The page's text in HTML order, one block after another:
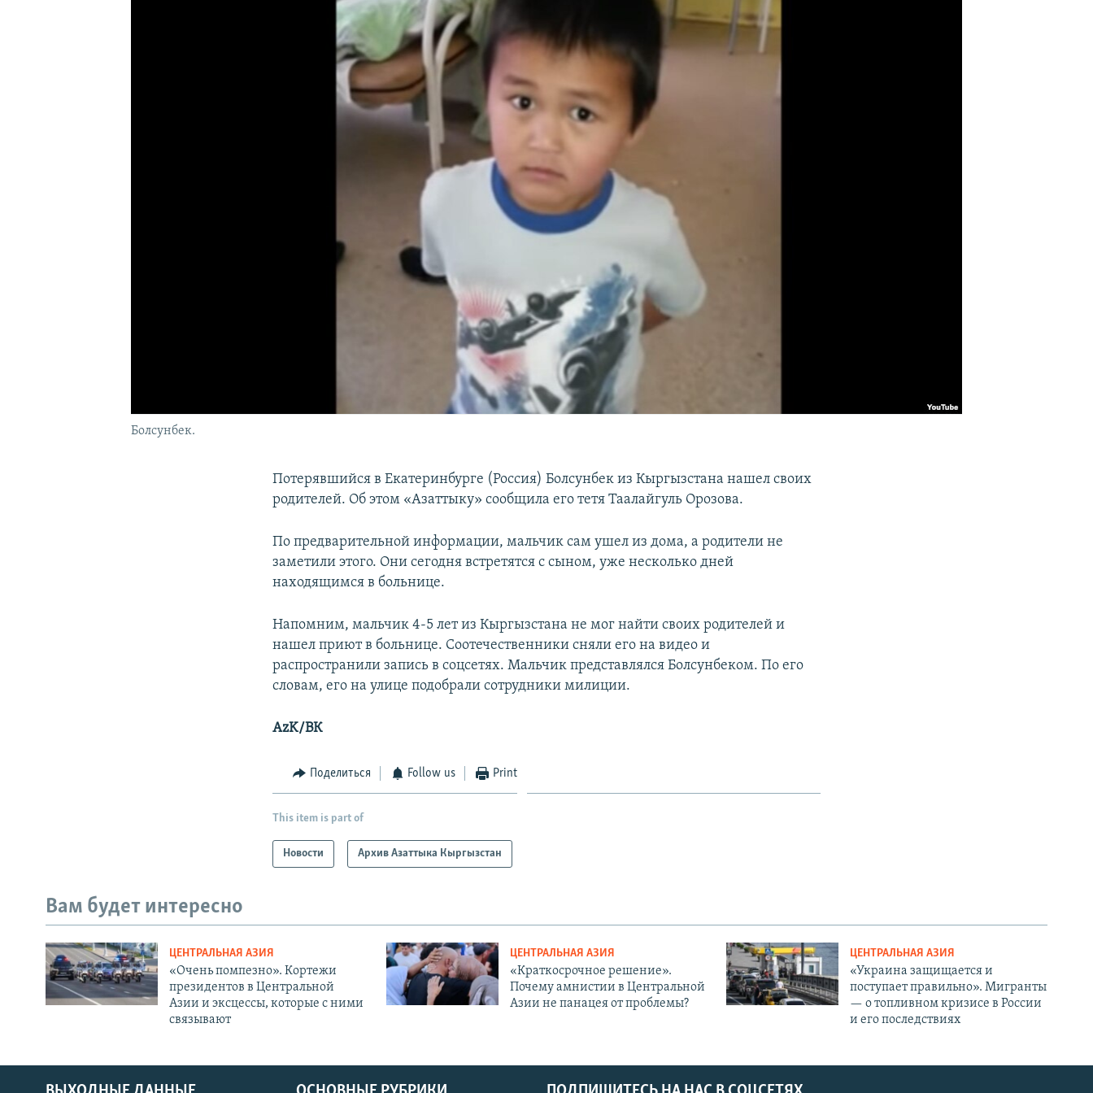
Болсунбек.
Потерявшийся в Екатеринбурге (Россия) Болсунбек из Кыргызстана нашел своих
родителей. Об этом «Азаттыку» сообщила его тетя Таалайгуль Орозова.
По предварительной информации, мальчик сам ушел из дома, а родители не
заметили этого. Они сегодня встретятся с сыном, уже несколько дней
находящимся в больнице.
Напомним, мальчик 4-5 лет из Кыргызстана не мог найти своих родителей и
нашел приют в больнице. Соотечественники сняли его на видео и
распространили запись в соцсетях. Мальчик представлялся Болсунбеком. По его
словам, его на улице подобрали сотрудники милиции.
AzK/ВК
Поделиться Follow us Print
This item is part of
Новости Архив Азаттыка Кыргызстан
Вам будет интересно
ЦЕНТРАЛЬНАЯ АЗИЯ
«Очень помпезно». Кортежи
президентов в Центральной
Азии и эксцессы, которые с ними
связывают
ЦЕНТРАЛЬНАЯ АЗИЯ
«Краткосрочное решение».
Почему амнистии в Центральной
Азии не панацея от проблемы?
ЦЕНТРАЛЬНАЯ АЗИЯ
«Украина защищается и
поступает правильно». Мигранты
— о топливном кризисе в России
и его последствиях